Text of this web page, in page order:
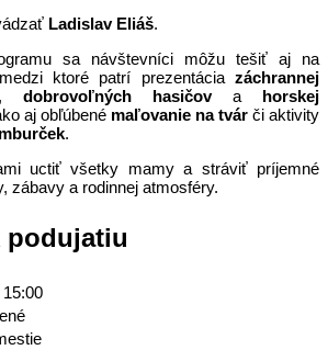
Ladislav Eliáš.
sa návštevníci môžu tešiť aj na
ktoré patrí prezentácia záchrannej
dobrovoľných hasičova horskej
aj obľúbené maľovanie na tvár či aktivity
.
uctiť všetky mamy a stráviť príjemné
zábavy a rodinnej atmosféry.
podujatiu